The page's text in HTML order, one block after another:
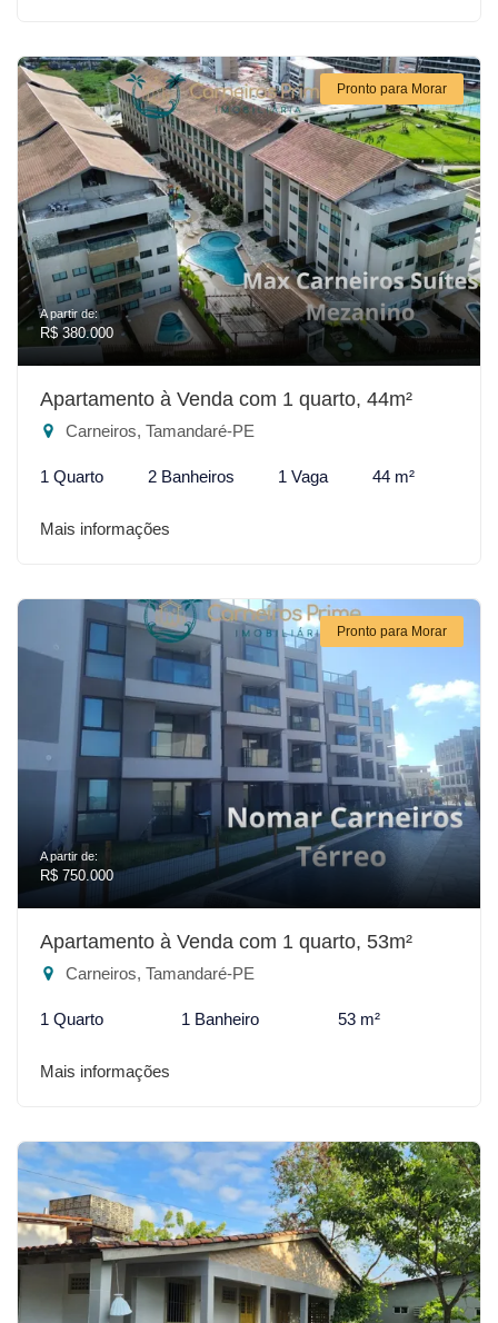
Pronto para Morar
A partir de:
R$ 380.000
Apartamento à Venda com 1 quarto, 44m²
Carneiros, Tamandaré-PE
1 Quarto 2 Banheiros 1 Vaga 44 m²
Mais informações
Pronto para Morar
A partir de:
R$ 750.000
Apartamento à Venda com 1 quarto, 53m²
Carneiros, Tamandaré-PE
1 Quarto 1 Banheiro 53 m²
Mais informações